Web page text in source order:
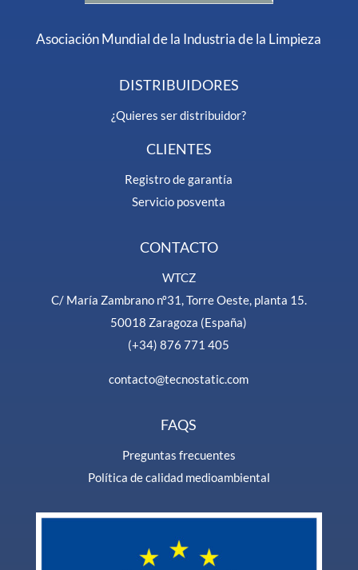
Asociación Mundial de la Industria de la Limpieza
DISTRIBUIDORES
¿Quieres ser distribuidor?
CLIENTES
Registro de garantía
Servicio posventa
CONTACTO
WTCZ
C/ María Zambrano nº31, Torre Oeste, planta 15.
50018 Zaragoza (España)
(+34) 876 771 405
contacto@tecnostatic.com
FAQS
Preguntas frecuentes
Política de calidad medioambiental